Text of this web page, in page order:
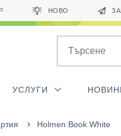
НОВО
УСЛУГИ
Holmen Book White